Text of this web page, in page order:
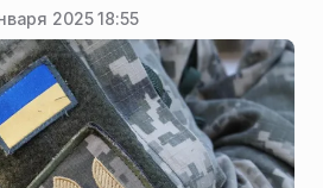
2025 18:55